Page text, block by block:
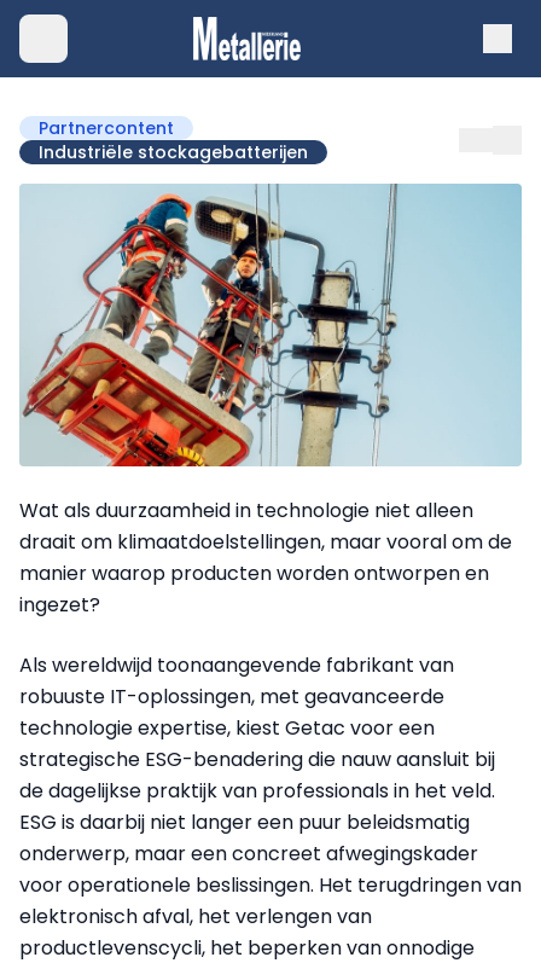
Partnercontent
Industriële stockagebatterijen
Wat als duurzaamheid in technologie niet alleen
draait om klimaatdoelstellingen, maar vooral om de
manier waarop producten worden ontworpen en
ingezet?
Als wereldwijd toonaangevende fabrikant van
robuuste IT-oplossingen, met geavanceerde
technologie expertise, kiest Getac voor een
strategische ESG-benadering die nauw aansluit bij
de dagelijkse praktijk van professionals in het veld.
ESG is daarbij niet langer een puur beleidsmatig
onderwerp, maar een concreet afwegingskader
voor operationele beslissingen. Het terugdringen van
elektronisch afval, het verlengen van
productlevenscycli, het beperken van onnodige